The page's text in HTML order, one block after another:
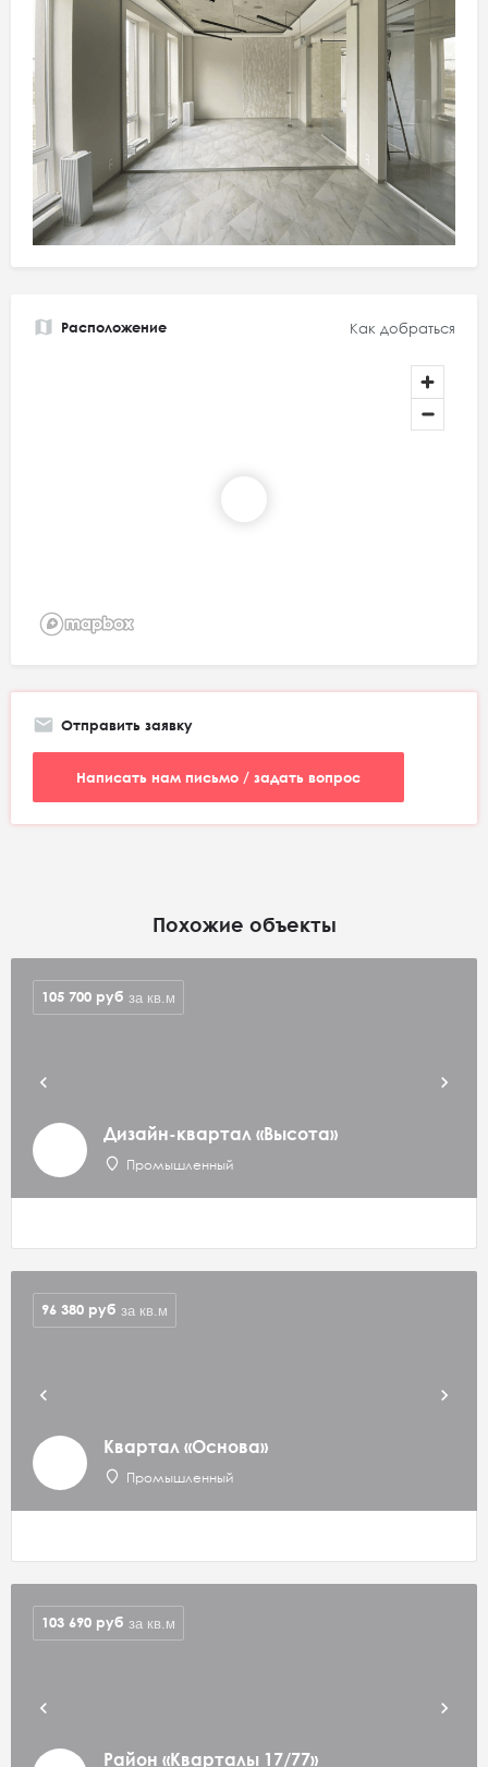
Расположение Как добраться
Отправить заявку
Написать нам письмо / задать вопрос
Похожие объекты
Дизайн-квартал «Высота»
Промышленный
105 700 руб за кв.м
Квартал «Основа»
Промышленный
96 380 руб за кв.м
Район «Кварталы 17/77»
103 690 руб за кв.м